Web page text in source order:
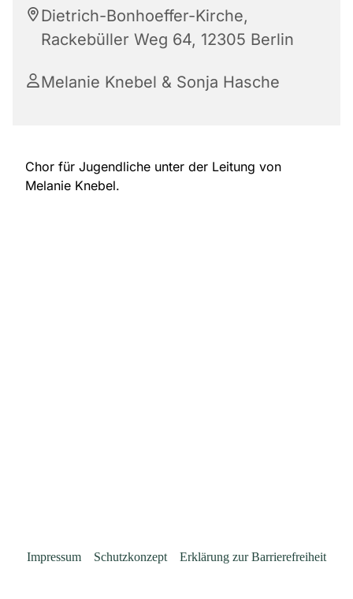
Dietrich-Bonhoeffer-Kirche,
Rackebüller Weg 64, 12305 Berlin
Melanie Knebel & Sonja Hasche
Chor für Jugendliche unter der Leitung von
Melanie Knebel.
Impressum Schutzkonzept Erklärung zur Barrierefreiheit